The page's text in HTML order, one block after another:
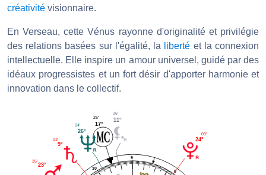
créativité visionnaire.
En Verseau, cette Vénus rayonne d'originalité et privilégie
des relations basées sur l'égalité, la
liberté et la connexion
intellectuelle. Elle inspire un amour universel, guidé par des
idéaux progressistes et un fort désir d'apporter harmonie et
innovation dans le collectif.
8
9
10
24°
09'
11°
36'
17°
25'
26°
04'
9°
03'
23°
35'